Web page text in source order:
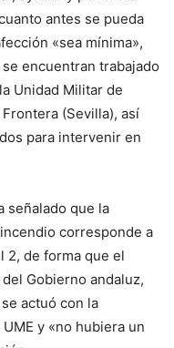
antes se pueda
«sea mínima»,
encuentran trabajado
Unidad Militar de
(Sevilla), así
para intervenir en
señalado que la
corresponde a
2, de forma que el
Gobierno andaluz,
actuó con la
y «no hubiera un